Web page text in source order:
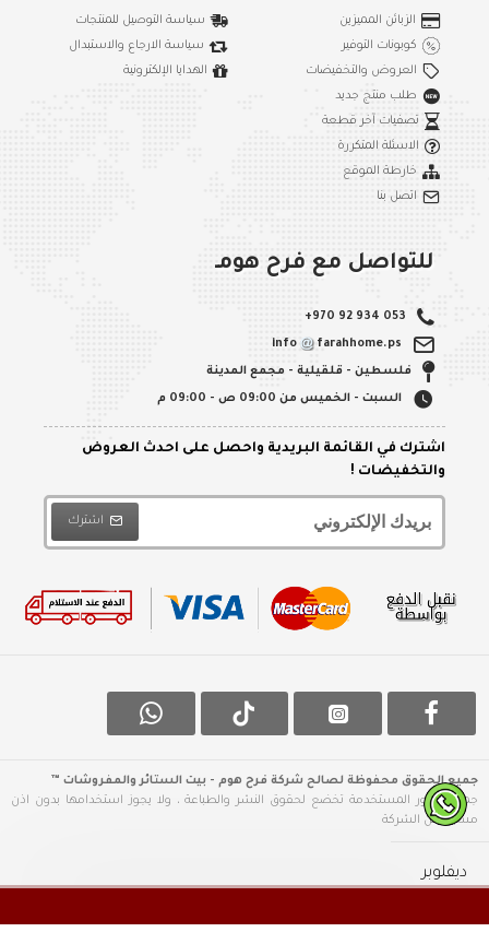
الزبائن المميزين
كوبونات التوفير
العروض والتخفيضات
طلب منتج جديد
تصفيات آخر قطعة
الاسئلة المتكررة
خارطة الموقع
اتصل بنا
سياسة التوصيل للمنتجات
سياسة الارجاع والاستبدال
الهدايا الإلكترونية
للتواصل مع فرح هومـ
+970 92 934 053
info farahhome.ps
فلسطين - قلقيلية - مجمع المدينة
السبت - الخميس من 09:00 ص - 09:00 م
اشترك في القائمة البريدية واحصل على احدث العروض
والتخفيضات !
اشترك
جميع الحقوق محفوظة لصالح شركة فرح هوم - بيت الستائر والمفروشات ™
جميع الصور المستخدمة تخضع لحقوق النشر والطباعة ، ولا يجوز استخدامها بدون اذن
مسبق من الشركة
ديفلوبر